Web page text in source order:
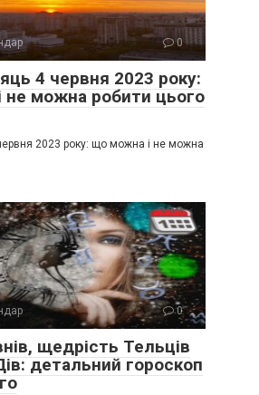
0
4 червня 2023 року:
можна робити цього
2023 року: що можна і не можна
0
щедрість Тельців
детальний гороскоп